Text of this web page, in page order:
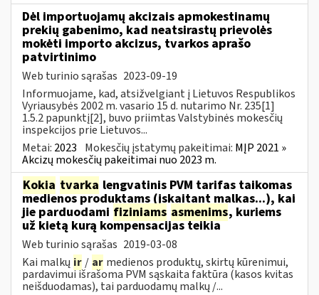
Dėl importuojamų akcizais apmokestinamų
prekių gabenimo, kad neatsirastų prievolės
mokėti importo akcizus, tvarkos aprašo
patvirtinimo
Web turinio sąrašas 2023-09-19
Informuojame, kad, atsižvelgiant į Lietuvos Respublikos
Vyriausybės 2002 m. vasario 15 d. nutarimo Nr. 235[1]
1.5.2 papunktį[2], buvo priimtas Valstybinės mokesčių
inspekcijos prie Lietuvos...
Metai: 2023 Mokesčių įstatymų pakeitimai: MĮP 2021 »
Akcizų mokesčių pakeitimai nuo 2023 m.
Kokia tvarka lengvatinis PVM tarifas taikomas
medienos produktams (įskaitant malkas...), kai
jie parduodami fiziniams asmenims, kuriems
už kietą kurą kompensacijas teikia
Web turinio sąrašas 2019-03-08
Kai malkų ir / ar medienos produktų, skirtų kūrenimui,
pardavimui išrašoma PVM sąskaita faktūra (kasos kvitas
neišduodamas), tai parduodamų malkų /...